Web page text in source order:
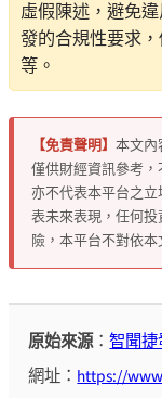
虛假陳述，避免
發的合規性要求
等。
【免責聲明】 本文內
僅供財經資訊參考，
亦不代表本平台之
表未來表現，任何
險，本平台不對依
原始來源：智聞
網址：https://